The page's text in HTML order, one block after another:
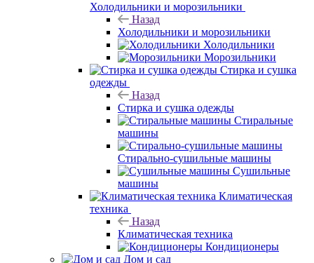
Холодильники и морозильники
Назад
Холодильники и морозильники
Холодильники
Морозильники
Стирка и сушка
одежды
Назад
Стирка и сушка одежды
Стиральные
машины
Стирально-сушильные машины
Сушильные
машины
Климатическая
техника
Назад
Климатическая техника
Кондиционеры
Дом и сад